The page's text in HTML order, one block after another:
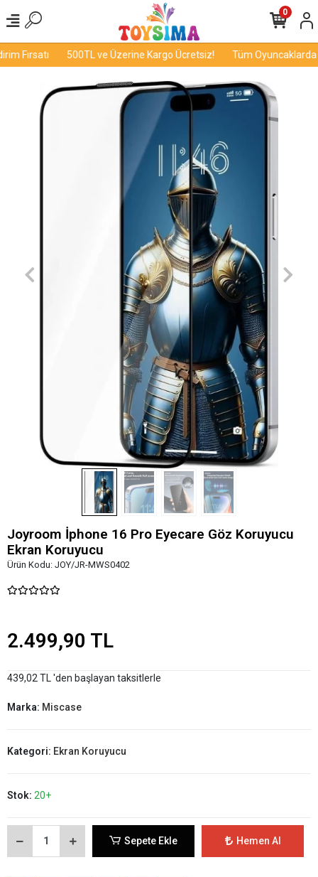
Fırsatı 500TL ve Üzerine Kargo Ücretsiz! Tüm Oyuncaklarda
0
Joyroom İphone 16 Pro Eyecare Göz Koruyucu
Ekran Koruyucu
Ürün Kodu: JOY/JR-MWS0402
2.499,90 TL
439,02 TL 'den başlayan taksitlerle
Marka: Miscase
Kategori: Ekran Koruyucu
Stok: 20+
Sepete Ekle Hemen Al